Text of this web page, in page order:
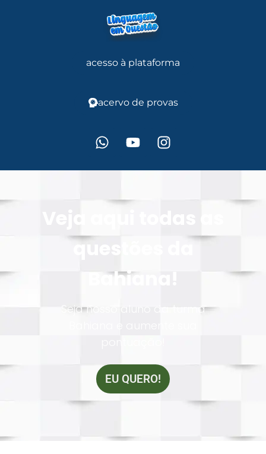
acesso à plataforma
acervo de provas
questões da
Bahiana!
Seja nosso aluno da turma
EU QUERO!